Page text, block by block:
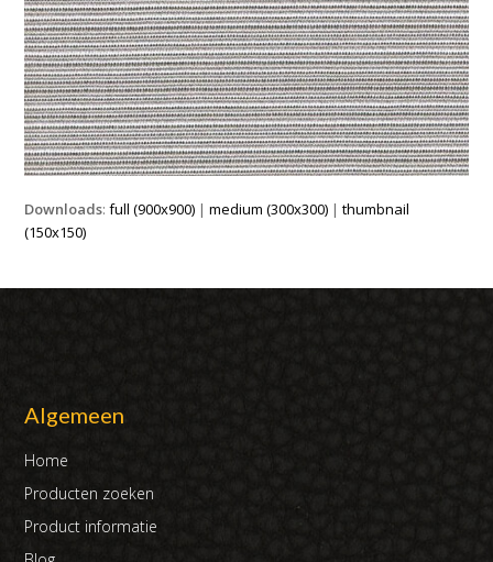
Downloads:full (900x900) |medium (300x300) |thumbnail
(150x150)
Algemeen
Home
Producten zoeken
Product informatie